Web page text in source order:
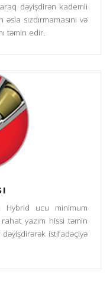
dəyişdirən kademli
sızdırmamasını və
təmin edir.
Hybrid ucu minimum
yazım hissi təmin
dəyişdirərək istifadəçiyə